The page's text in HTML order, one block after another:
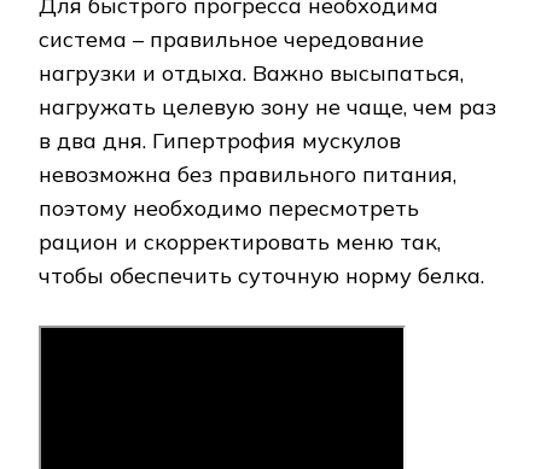
Для быстрого прогресса необходима
система – правильное чередование
нагрузки и отдыха. Важно высыпаться,
нагружать целевую зону не чаще, чем раз
в два дня. Гипертрофия мускулов
невозможна без правильного питания,
поэтому необходимо пересмотреть
рацион и скорректировать меню так,
чтобы обеспечить суточную норму белка.